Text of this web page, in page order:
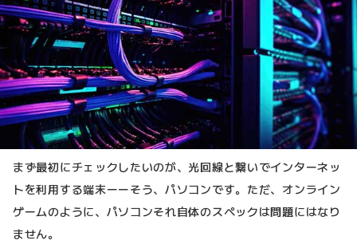
まず最初にチェックしたいのが、光回線と繋いでインターネッ
トを利用する端末ーーそう、パソコンです。ただ、オンライン
ゲームのように、パソコンそれ自体のスペックは問題にはなり
ません。